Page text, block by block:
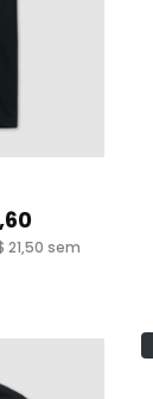
21,50 sem